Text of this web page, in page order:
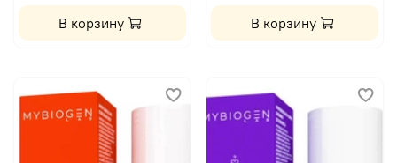
В корзину В корзину